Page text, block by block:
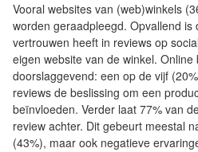
Vooral websites van (web)winkels
worden geraadpleegd. Opvallend
vertrouwen heeft in reviews op
eigen website van de winkel.
doorslaggevend: een op de vijf
reviews de beslissing om een
beïnvloeden. Verder laat 77% van
review achter. Dit gebeurt meestal
(43%), maar ook negatieve